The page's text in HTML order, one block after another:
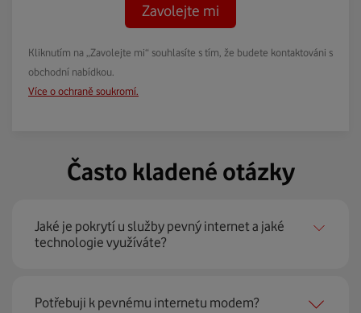
Zavolejte mi
Kliknutím na „Zavolejte mi“ souhlasíte s tím, že budete kontaktováni s
obchodní nabídkou.
Více o ochraně soukromí.
Často kladené otázky
Jaké je pokrytí u služby pevný internet a jaké
technologie využíváte?
Pevný internet můžeme nabídnout
Potřebuji k pevnému internetu modem?